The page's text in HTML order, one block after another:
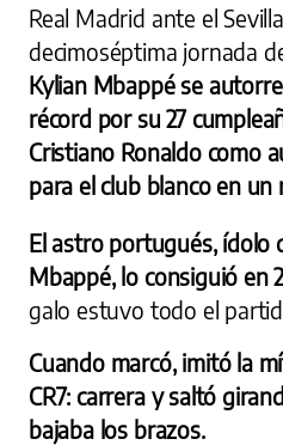
Real Madrid ante el Sevilla,
decimoséptima jornada
Kylian Mbappé se
récord por su 27
Cristiano Ronaldo como
para el club blanco en un
El astro portugués, ídolo
Mbappé, lo consiguió en
galo estuvo todo el
Cuando marcó, imitó la
CR7: carrera y saltó
bajaba los brazos.